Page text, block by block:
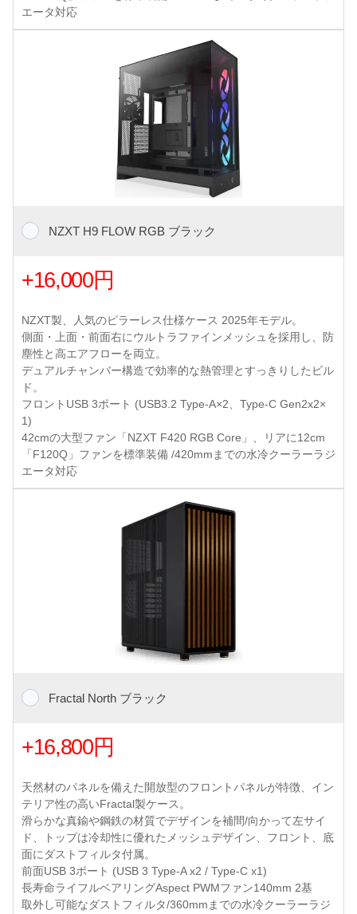
エータ対応
NZXT H9 FLOW RGB ブラック
+16,000円
NZXT製、人気のピラーレス仕様ケース 2025年モデル。
側面・上面・前面右にウルトラファインメッシュを採用し、防
塵性と高エアフローを両立。
デュアルチャンバー構造で効率的な熱管理とすっきりしたビル
ド。
フロントUSB 3ポート (USB3.2 Type-A×2、Type-C Gen2x2×
1)
42cmの大型ファン「NZXT F420 RGB Core」、リアに12cm
「F120Q」ファンを標準装備 /420mmまでの水冷クーラーラジ
エータ対応
Fractal North ブラック
+16,800円
天然材のパネルを備えた開放型のフロントパネルが特徴、イン
テリア性の高いFractal製ケース。
滑らかな真鍮や鋼鉄の材質でデザインを補間/向かって左サイ
ド、トップは冷却性に優れたメッシュデザイン、フロント、底
面にダストフィルタ付属。
前面USB 3ポート (USB 3 Type-A x2 / Type-C x1)
長寿命ライフルベアリングAspect PWMファン140mm 2基
取外し可能なダストフィルタ/360mmまでの水冷クーラーラジ